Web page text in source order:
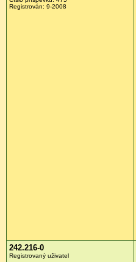
Registrován: 9-2008
242.216-0
Registrovaný uživatel